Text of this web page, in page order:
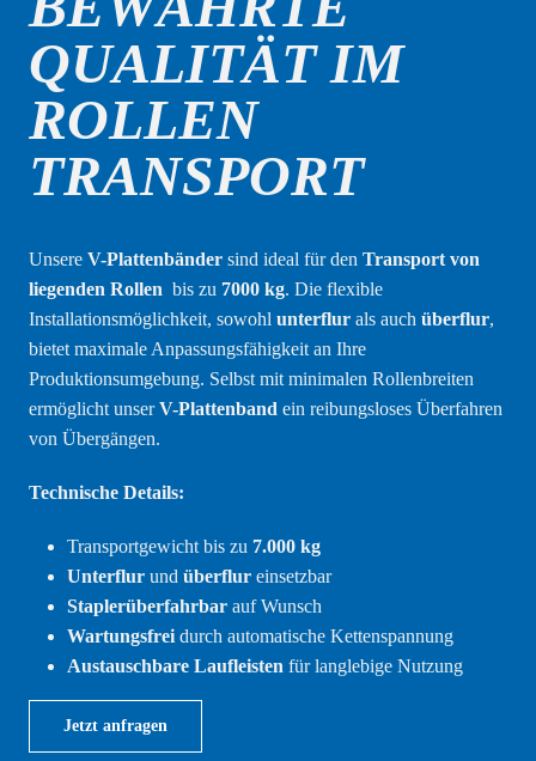
QUALITÄT IM
ROLLEN
TRANSPORT
Unsere V-Plattenbänder sind ideal für den Transport von
liegenden Rollen bis zu 7000 kg. Die flexible
Installationsmöglichkeit, sowohl unterflur als auch überflur,
bietet maximale Anpassungsfähigkeit an Ihre
Produktionsumgebung. Selbst mit minimalen Rollenbreiten
ermöglicht unserV-Plattenband ein reibungsloses Überfahren
von Übergängen.
Technische Details:
Transportgewicht bis zu 7.000 kg
Unterflur und überflur einsetzbar
Staplerüberfahrbar auf Wunsch
Wartungsfrei durch automatische Kettenspannung
Austauschbare Laufleisten für langlebige Nutzung
Jetzt anfragen